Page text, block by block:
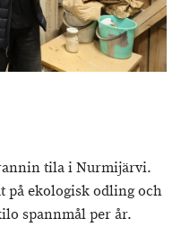
tila i Nurmijärvi.
på ekologisk odling och
spannmål per år.